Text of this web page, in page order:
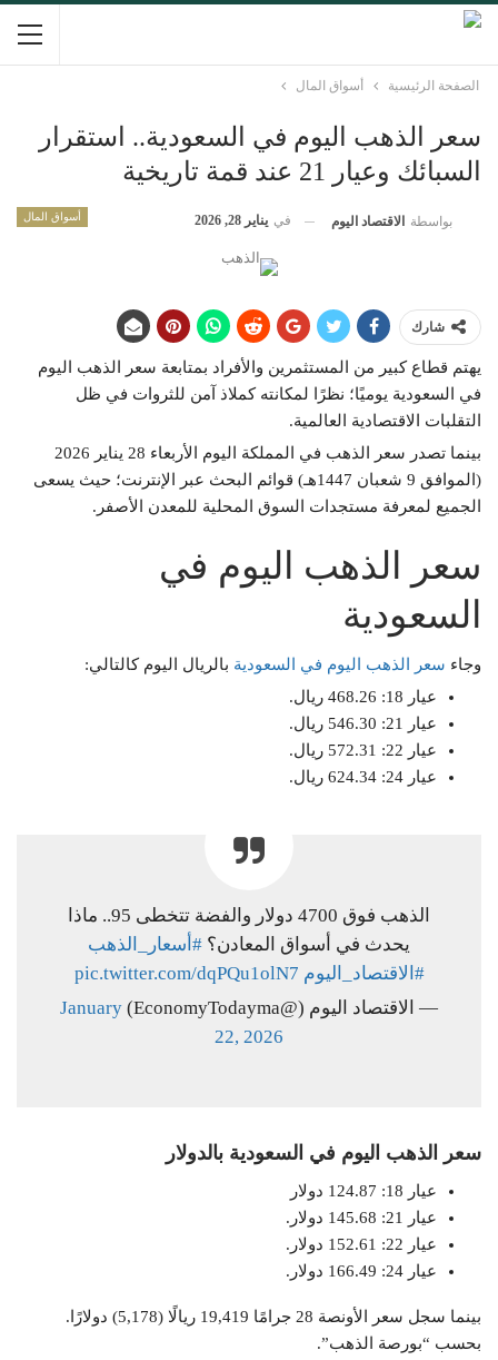
الصفحة الرئيسية أسواق المال
سعر الذهب اليوم في السعودية.. استقرار
السبائك وعيار 21 عند قمة تاريخية
أسواق المال بواسطة الاقتصاد اليوم في يناير 28, 2026
شارك
يهتم قطاع كبير من المستثمرين والأفراد بمتابعة سعر الذهب اليوم
في السعودية يوميًا؛ نظرًا لمكانته كملاذ آمن للثروات في ظل
التقلبات الاقتصادية العالمية.
بينما تصدر سعر الذهب في المملكة اليوم الأربعاء 28 يناير 2026
(الموافق 9 شعبان 1447هـ) قوائم البحث عبر الإنترنت؛ حيث يسعى
الجميع لمعرفة مستجدات السوق المحلية للمعدن الأصفر.
سعر الذهب اليوم في
السعودية
وجاء سعر الذهب اليوم في السعودية بالريال اليوم كالتالي:
عيار 18: 468.26 ريال.
عيار 21: 546.30 ريال.
عيار 22: 572.31 ريال.
عيار 24: 624.34 ريال.
الذهب فوق 4700 دولار والفضة تتخطى 95.. ماذا
يحدث في أسواق المعادن؟ #أسعار_الذهب
#الاقتصاد_اليوم pic.twitter.com/dqPQu1olN7
— الاقتصاد اليوم (@EconomyTodayma)
January
22, 2026
سعر الذهب اليوم في السعودية بالدولار
عيار 18: 124.87 دولار
عيار 21: 145.68 دولار.
عيار 22: 152.61 دولار.
عيار 24: 166.49 دولار.
بينما سجل سعر الأونصة 28 جرامًا 19,419 ريالًا (5,178) دولارًا.
بحسب “بورصة الذهب”.